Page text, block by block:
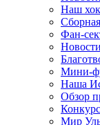
Наш
Фан-
Мини-
Наша
Обзор
Мир